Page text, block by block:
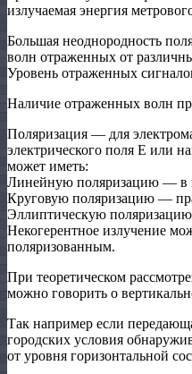
излучаемая энергия
Большая неоднородность
волн отраженных от
Уровень отраженных
Наличие отраженных волн
Поляризация — для
электрического поля E или
может иметь:
Линейную поляризацию — в
Круговую поляризацию —
Эллиптическую
Некогерентное излучение
поляризованным.
При теоретическом
можно говорить о
Так например если
городских условия
от уровня горизонтальной